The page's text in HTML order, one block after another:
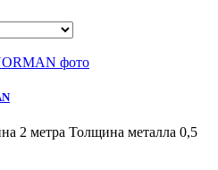
2 метра Толщина металла 0,5